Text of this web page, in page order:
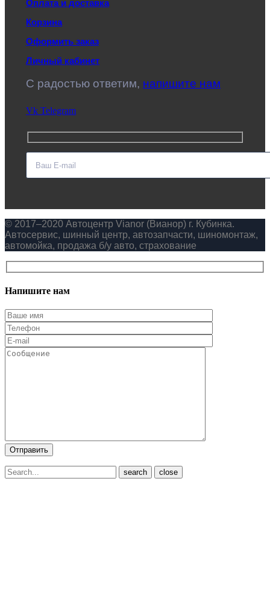
Оплата и доставка
Корзина
Оформить заказ
Личный кабинет
C радостью ответим, напишите нам
Vk Telegram
© 2017–2020 Автоцентр Vianor (Вианор) г. Кубинка.
Автосервис, шинный центр, автозапчасти, шиномонтаж,
автомойка, продажа б/у авто, страхование
Напишите нам
close